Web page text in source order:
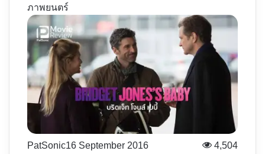
ภาพยนตร์
PatSonic16 September 2016 4,504